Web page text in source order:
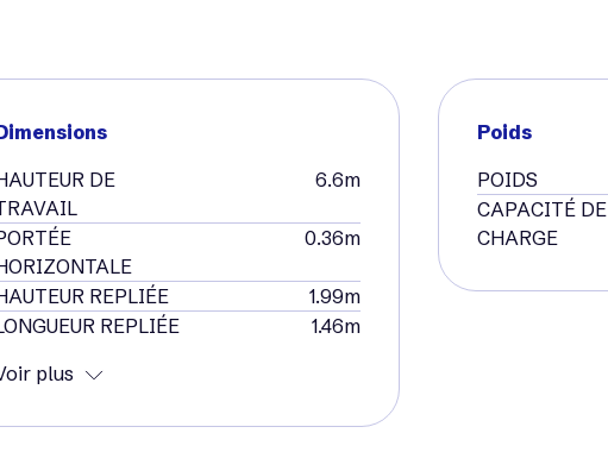
DE
6.6m
0.36m
REPLIÉE
1.99m
REPLIÉE
1.46m
plus
Poids
POIDS
CAPACITÉ DE
CHARGE